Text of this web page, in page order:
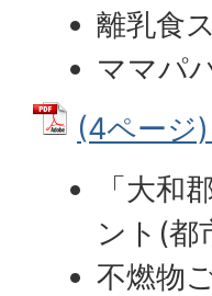
離乳食
ママパ
(4ページ
「大和
ント(都
不燃物